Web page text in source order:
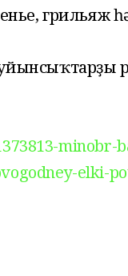
грильяж
minobr-
elki-